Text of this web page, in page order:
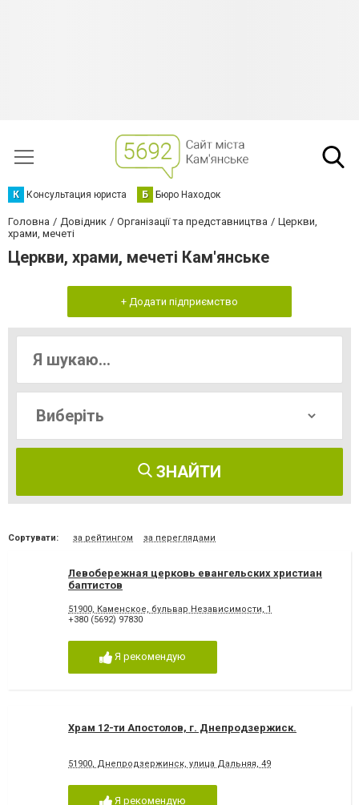
К Консультация юриста Б Бюро Находок
Головна Довідник Організації та представництва
Церкви,
храми, мечеті
Церкви, храми, мечеті Кам'янське
+ Додати підприємство
ЗНАЙТИ
Сортувати: за рейтингом за переглядами
Левобережная церковь евангельских христиан
баптистов
51900, Каменское, бульвар Независимости, 1
+380 (5692) 97830
Я рекомендую
Храм 12-ти Апостолов, г. Днепродзержиск.
51900, Днепродзержинск, улица Дальняя, 49
Я рекомендую